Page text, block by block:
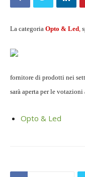
La categoria Opto & Led,
fornitore di prodotti nei
sarà aperta per le votazioni
Opto & Led